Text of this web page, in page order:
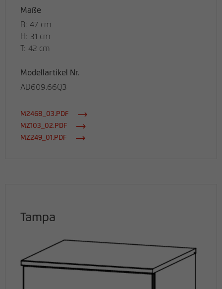
Maße
B: 47 cm
H: 31 cm
T: 42 cm
Modellartikel Nr.
AD609.66Q3
M2468_03.PDF
MZ103_02.PDF
MZ249_01.PDF
Tampa